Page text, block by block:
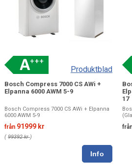
Produktblad
Bosch Compress 7000 CS AWi +
Elpanna 6000 AWM 5-9
Bosch Compress 7000 CS AWi + Elpanna
6000 AWM 5-9
från 91999 kr
( 99392 kr)
17